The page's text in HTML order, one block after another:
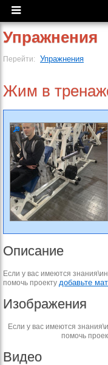
Упражнения
Перейти: Упражнения
Жим в
Описание
Если у вас имеются
помочь проекту добавьте
Изображения
Если у вас имеются
помочь
Видео